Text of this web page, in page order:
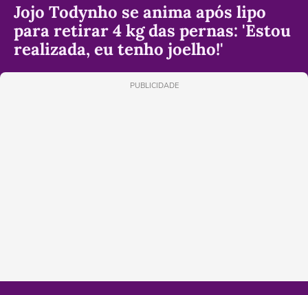
Jojo Todynho se anima após lipo
para retirar 4 kg das pernas: 'Estou
realizada, eu tenho joelho!'
PUBLICIDADE